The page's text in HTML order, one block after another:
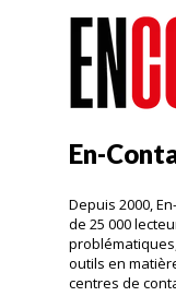
En-
Depuis 2000,
de 25 000
outils en
centres de